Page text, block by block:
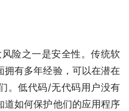
险之一是安全性。传统软
有多年经验，可以在潜在
。低代码/无代码用户没有
道如何保护他们的应用程序